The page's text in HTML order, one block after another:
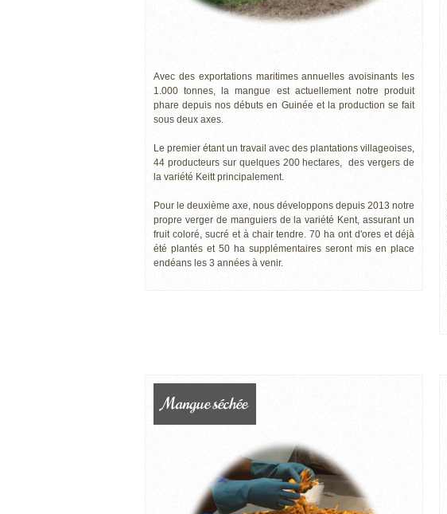
Avec des exportations maritimes annuelles avoisinants les
1.000 tonnes, la mangue est actuellement notre produit
phare depuis nos débuts en Guinée et la production se fait
sous deux axes.
Le premier étant un travail avec des plantations villageoises,
44 producteurs sur quelques 200 hectares, des vergers de
la variété Keitt principalement.
Pour le deuxième axe, nous développons depuis 2013 notre
propre verger de manguiers de la variété Kent, assurant un
fruit coloré, sucré et à chair tendre. 70 ha ont d'ores et déjà
été plantés et 50 ha supplémentaires seront mis en place
endéans les 3 années à venir.
Mangue séchée